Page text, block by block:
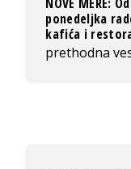
ponedeljka
kafića i
prethodna